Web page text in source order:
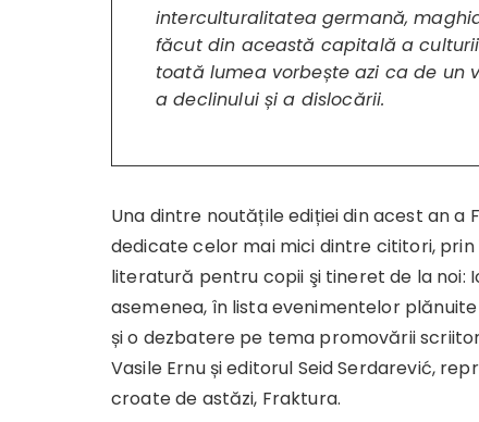
interculturalitatea germană,
făcut din această capitală a
toată lumea vorbește azi ca de
a declinului și a dislocării.
Una dintre noutățile ediției din acest an
dedicate celor mai mici dintre cititori,
literatură pentru copii şi tineret de la noi:
asemenea, în lista evenimentelor
și o dezbatere pe tema promovării
Vasile Ernu și editorul Seid Serdarević,
croate de astăzi, Fraktura.